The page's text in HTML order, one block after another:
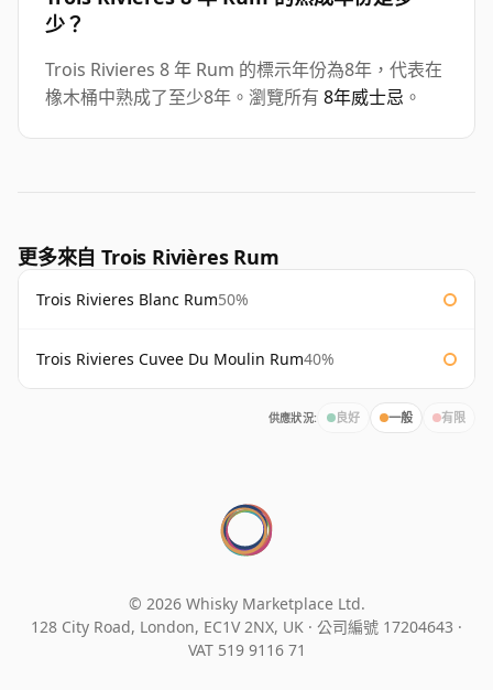
少？
Trois Rivieres 8 年 Rum 的標示年份為8年，代表在
橡木桶中熟成了至少8年。瀏覽所有 8年威士忌 。
更多來自 Trois Rivières Rum
Trois Rivieres Blanc Rum50%
Trois Rivieres Cuvee Du Moulin Rum40%
供應狀況: 良好 一般 有限
© 2026 Whisky Marketplace Ltd.
128 City Road, London, EC1V 2NX, UK · 公司編號 17204643 ·
VAT 519 9116 71